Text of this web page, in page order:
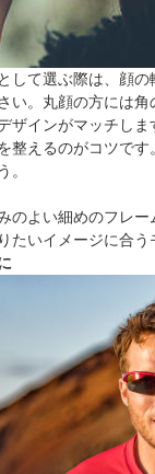
して選ぶ際は、顔
い。丸顔の方には
ザインがマッチし
整えるのがコツで
。
のよい細めのフレ
たいイメージに合う